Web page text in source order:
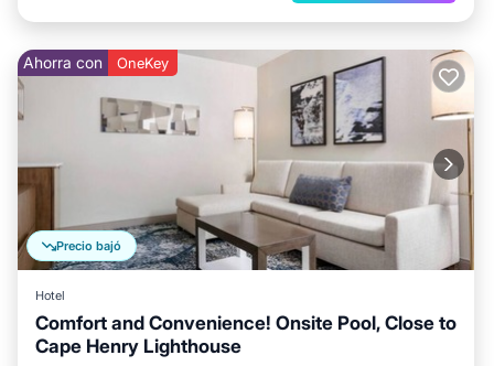
Precio bajó
Ahorra con OneKey
Hotel
Comfort and Convenience! Onsite Pool, Close to
Cape Henry Lighthouse